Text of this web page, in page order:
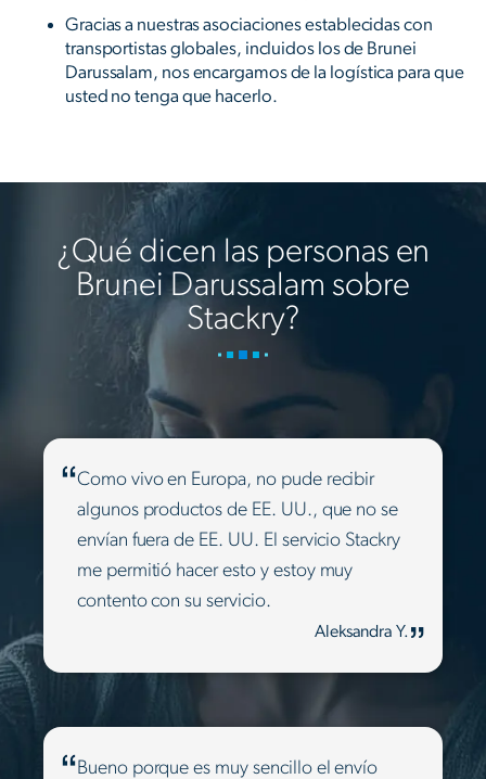
Gracias a nuestras asociaciones establecidas con
transportistas globales, incluidos los de Brunei
Darussalam, nos encargamos de la logística para que
usted no tenga que hacerlo.
¿Qué dicen las personas en
Brunei Darussalam sobre
Stackry?
Como vivo en Europa, no pude recibir
algunos productos de EE. UU., que no se
envían fuera de EE. UU. El servicio Stackry
me permitió hacer esto y estoy muy
contento con su servicio.
Aleksandra Y.
Bueno porque es muy sencillo el envío